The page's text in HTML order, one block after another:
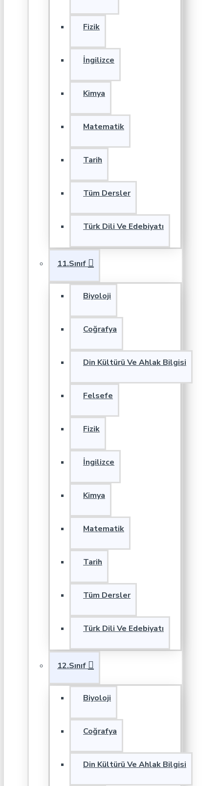
Fizik
İngilizce
Kimya
Matematik
Tarih
Tüm Dersler
Türk Dili Ve Edebiyatı
11.Sınıf
Biyoloji
Coğrafya
Din Kültürü Ve Ahlak Bilgisi
Felsefe
Fizik
İngilizce
Kimya
Matematik
Tarih
Tüm Dersler
Türk Dili Ve Edebiyatı
12.Sınıf
Biyoloji
Coğrafya
Din Kültürü Ve Ahlak Bilgisi